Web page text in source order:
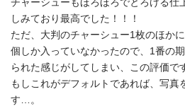
しみており最高でした！！！
ただ、大判のチャーシュー1枚のほか
個しか入っていなかったので、1番の
られた感じがしてしまい、この評価で
もしこれがデフォルトであれば、写真
す…。